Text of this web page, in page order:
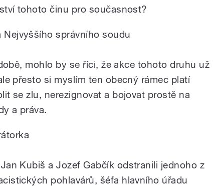
tohoto činu pro současnost?
Nejvyššího správního soudu
mohlo by se říci, že akce tohoto druhu už
přesto si myslím ten obecný rámec platí
se zlu, nerezignovat a bojovat prostě na
a práva.
Kubiš a Jozef Gabčík odstranili jednoho z
pohlavárů, šéfa hlavního úřadu